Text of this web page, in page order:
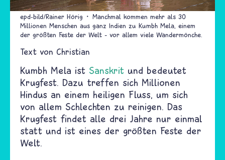
epd-bild/Rainer Hörig
Manchmal kommen mehr als 30
Millionen Menschen aus ganz Indien zu Kumbh Mela, einem
der größten Feste der Welt – vor allem viele Wandermönche.
Text von Christian
Kumbh Mela ist Sanskrit und bedeutet
Krugfest. Dazu treffen sich Millionen
Hindus an einem heiligen Fluss, um sich
von allem Schlechten zu reinigen. Das
Krugfest findet alle drei Jahre nur einmal
statt und ist eines der größten Feste der
Welt.